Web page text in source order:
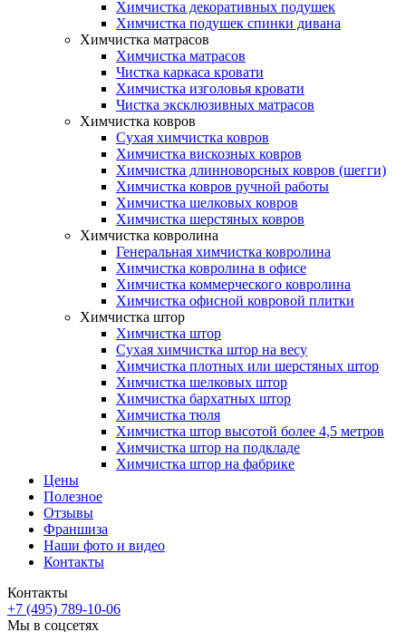
Химчистка декоративных подушек
Химчистка подушек спинки дивана
Химчистка матрасов
Химчистка матрасов
Чистка каркаса кровати
Химчистка изголовья кровати
Чистка эксклюзивных матрасов
Химчистка ковров
Сухая химчистка ковров
Химчистка вискозных ковров
Химчистка длинноворсных ковров (шегги)
Химчистка ковров ручной работы
Химчистка шелковых ковров
Химчистка шерстяных ковров
Химчистка ковролина
Генеральная химчистка ковролина
Химчистка ковролина в офисе
Химчистка коммерческого ковролина
Химчистка офисной ковровой плитки
Химчистка штор
Химчистка штор
Сухая химчистка штор на весу
Химчистка плотных или шерстяных штор
Химчистка шелковых штор
Химчистка бархатных штор
Химчистка тюля
Химчистка штор высотой более 4,5 метров
Химчистка штор на подкладе
Химчистка штор на фабрике
Цены
Полезное
Отзывы
Франшиза
Наши фото и видео
Контакты
Контакты
+7 (495) 789-10-06
Мы в соцсетях